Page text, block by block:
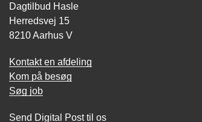
Dagtilbud Hasle
Herredsvej 15
8210 Aarhus V
Kontakt en afdeling
Kom på besøg
Søg job
Send Digital Post til os